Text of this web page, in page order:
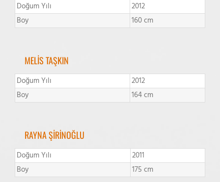
Doğum Yılı
2012
Boy
160 cm
MELİS TAŞKIN
Doğum Yılı
2012
Boy
164 cm
RAYNA ŞİRİNOĞLU
Doğum Yılı
2011
Boy
175 cm